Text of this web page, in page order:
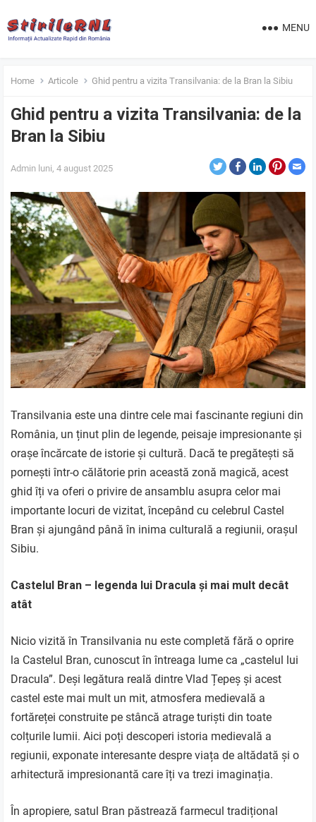
MENU
Home Articole Ghid pentru a vizita Transilvania: de la Bran la Sibiu
Ghid pentru a vizita Transilvania: de la
Bran la Sibiu
Admin luni, 4 august 2025
Transilvania este una dintre cele mai fascinante regiuni din
România, un ținut plin de legende, peisaje impresionante și
orașe încărcate de istorie și cultură. Dacă te pregătești să
pornești într-o călătorie prin această zonă magică, acest
ghid îți va oferi o privire de ansamblu asupra celor mai
importante locuri de vizitat, începând cu celebrul Castel
Bran și ajungând până în inima culturală a regiunii, orașul
Sibiu.
Castelul Bran – legenda lui Dracula și mai mult decât
atât
Nicio vizită în Transilvania nu este completă fără o oprire
la Castelul Bran, cunoscut în întreaga lume ca „castelul lui
Dracula”. Deși legătura reală dintre Vlad Țepeș și acest
castel este mai mult un mit, atmosfera medievală a
fortăreței construite pe stâncă atrage turiști din toate
colțurile lumii. Aici poți descoperi istoria medievală a
regiunii, exponate interesante despre viața de altădată și o
arhitectură impresionantă care îți va trezi imaginația.
În apropiere, satul Bran păstrează farmecul tradițional